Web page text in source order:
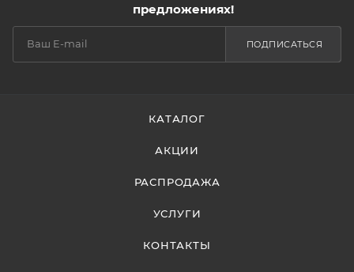
предложениях!
ПОДПИСАТЬСЯ
КАТАЛОГ
АКЦИИ
РАСПРОДАЖА
УСЛУГИ
КОНТАКТЫ